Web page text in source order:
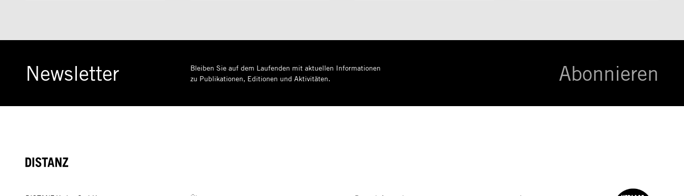
Newsletter
Bleiben Sie auf dem Laufenden mit aktuellen Informationen
zu Publikationen, Editionen und Aktivitäten.
Abonnieren
DISTANZ